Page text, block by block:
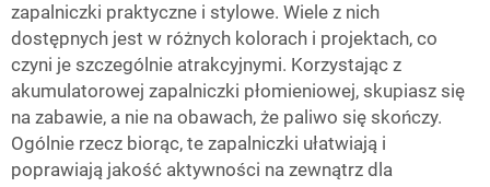
zapalniczki praktyczne i stylowe. Wiele z nich
dostępnych jest w różnych kolorach i projektach, co
czyni je szczególnie atrakcyjnymi. Korzystając z
akumulatorowej zapalniczki płomieniowej, skupiasz się
na zabawie, a nie na obawach, że paliwo się skończy.
Ogólnie rzecz biorąc, te zapalniczki ułatwiają i
poprawiają jakość aktywności na zewnątrz dla